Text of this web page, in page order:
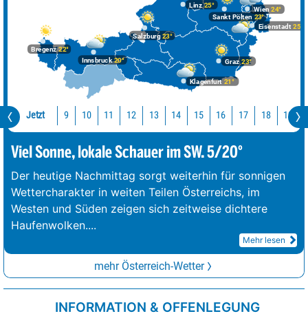
Bregenz22°
Graz23°
Innsbruck20°
Klagenfurt 21°
Linz25°
Salzburg23°
Wien 24°
Eisenstadt 25°
Sankt Pölten 23°
Jetzt 9 10 11 12 13 14 15 16 17 18 19
Viel Sonne, lokale Schauer im SW. 5/20°
Der heutige Nachmittag sorgt weiterhin für sonnigen
Wettercharakter in weiten Teilen Österreichs, im
Westen und Süden zeigen sich zeitweise dichtere
Haufenwolken....
Mehr lesen
mehr Österreich-Wetter
INFORMATION & OFFENLEGUNG